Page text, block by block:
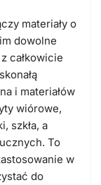
materiały o
dowolne
całkowicie
i materiałów
wiórowe,
szkła, a
To
w
do